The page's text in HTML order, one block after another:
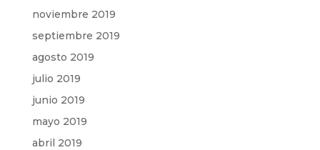
noviembre 2019
septiembre 2019
agosto 2019
julio 2019
junio 2019
mayo 2019
abril 2019